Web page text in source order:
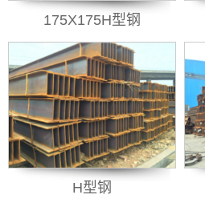
175X175H型钢
H型钢